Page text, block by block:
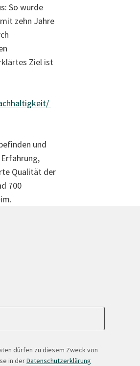
So wurde
zehn Jahre
Ziel ist
und
Qualität der
700
dürfen zu diesem Zweck von
in derDatenschutzerklärung